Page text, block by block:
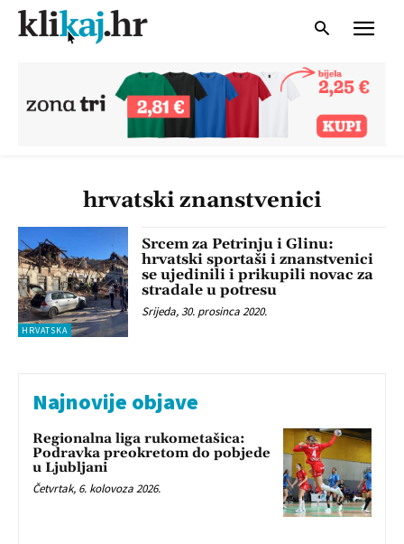
hrvatski znanstvenici
HRVATSKA
Srcem za Petrinju i Glinu:
hrvatski sportaši i znanstvenici
se ujedinili i prikupili novac za
stradale u potresu
Srijeda, 30. prosinca 2020.
Najnovije objave
Regionalna liga rukometašica:
Podravka preokretom do pobjede
u Ljubljani
Četvrtak, 6. kolovoza 2026.